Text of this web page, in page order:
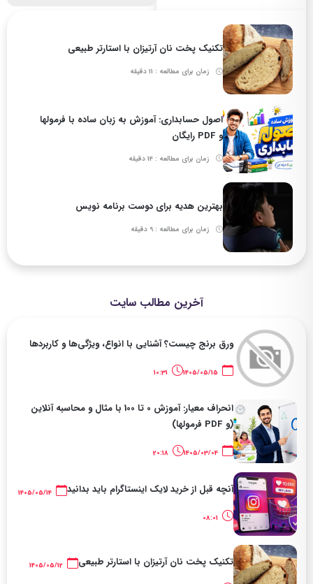
تکنیک پخت نان آرتیزان با استارتر طبیعی
زمان برای مطالعه : 11 دقیقه
اصول حسابداری: آموزش به زبان ساده با فرمولها
و PDF رایگان
زمان برای مطالعه : 14 دقیقه
بهترین هدیه برای دوست برنامه نویس
زمان برای مطالعه : 9 دقیقه
آخرین مطالب سایت
ورق برنج چیست؟ آشنایی با انواع، ویژگی‌ها و کاربردها
انحراف معیار: آموزش 0 تا 100 با مثال و محاسبه آنلاین
(و PDF فرمولها)
20:18
آنچه قبل از خرید لایک اینستاگرام باید بدانید
تکنیک پخت نان آرتیزان با استارتر طبیعی